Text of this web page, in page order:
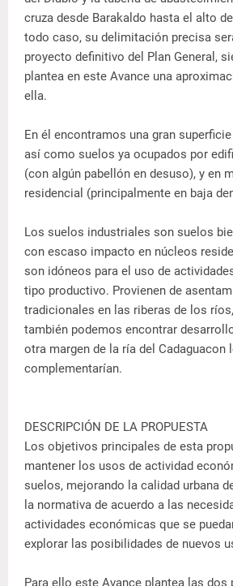
cruza desde Barakaldo hasta el alto
todo caso, su delimitación precisa
proyecto definitivo del Plan General,
plantea en este Avance una
ella.
En él encontramos una gran
así como suelos ya ocupados por
(con algún pabellón en desuso), y en
residencial (principalmente en baja
Los suelos industriales son suelos
con escaso impacto en núcleos
son idóneos para el uso de
tipo productivo. Provienen de
tradicionales en las riberas de los
también podemos encontrar
otra margen de la ría del Cadaguacon
complementarían.
DESCRIPCIÓN DE LA PROPUESTA
Los objetivos principales de esta
mantener los usos de actividad
suelos, mejorando la calidad urbana
la normativa de acuerdo a las
actividades económicas que se
explorar las posibilidades de nuevos
Para ello este Avance plantea las dos